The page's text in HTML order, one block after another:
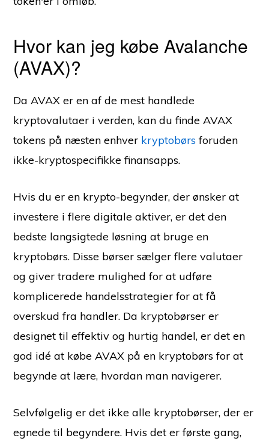
Hvor kan jeg købe Avalanche
(AVAX)?
Da AVAX er en af de mest handlede
kryptovalutaer i verden, kan du finde AVAX
tokens på næsten enhver kryptobørs foruden
ikke-kryptospecifikke finansapps.
Hvis du er en krypto-begynder, der ønsker at
investere i flere digitale aktiver, er det den
bedste langsigtede løsning at bruge en
kryptobørs. Disse børser sælger flere valutaer
og giver tradere mulighed for at udføre
komplicerede handelsstrategier for at få
overskud fra handler. Da kryptobørser er
designet til effektiv og hurtig handel, er det en
god idé at købe AVAX på en kryptobørs for at
begynde at lære, hvordan man navigerer.
Selvfølgelig er det ikke alle kryptobørser, der er
egnede til begyndere. Hvis det er første gang,